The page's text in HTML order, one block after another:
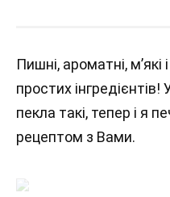
Пишні, ароматні,
простих
пекла такі, тепер і я
рецептом з Вами.